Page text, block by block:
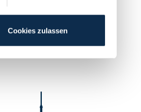
Cookies zulassen